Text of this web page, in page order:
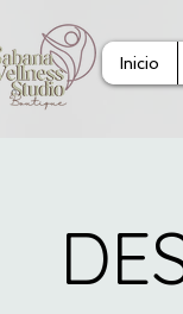
Inicio